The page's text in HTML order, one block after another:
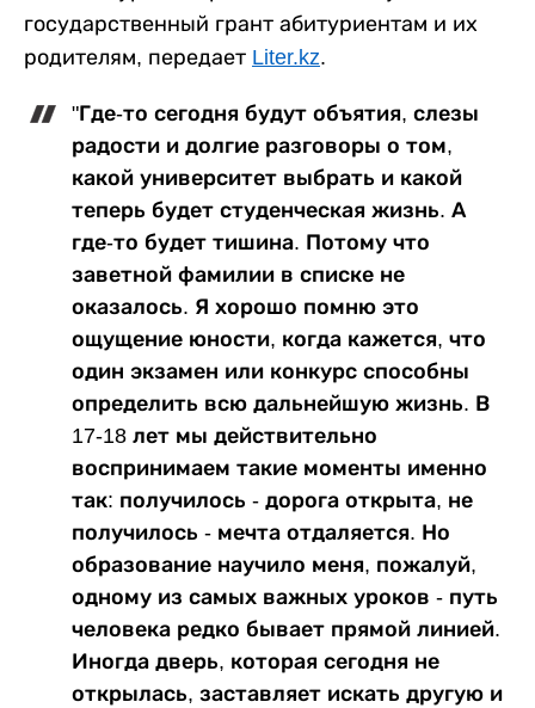
государственный грант абитуриентам и их
родителям, передает Liter.kz.
"Где-то сегодня будут объятия, слезы
радости и долгие разговоры о том,
какой университет выбрать и какой
теперь будет студенческая жизнь. А
где-то будет тишина. Потому что
заветной фамилии в списке не
оказалось. Я хорошо помню это
ощущение юности, когда кажется, что
один экзамен или конкурс способны
определить всю дальнейшую жизнь. В
17-18 лет мы действительно
воспринимаем такие моменты именно
так: получилось - дорога открыта, не
получилось - мечта отдаляется. Но
образование научило меня, пожалуй,
одному из самых важных уроков - путь
человека редко бывает прямой линией.
Иногда дверь, которая сегодня не
открылась, заставляет искать другую и